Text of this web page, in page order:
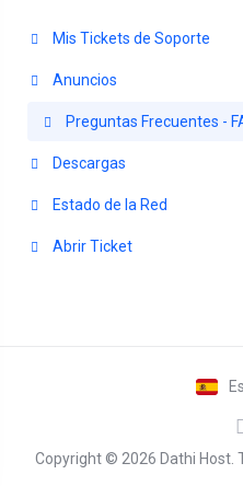
Mis Tickets de Soporte
Anuncios
Preguntas Frecuentes -
Descargas
Estado de la Red
Abrir Ticket
Copyright © 2026 Dathi Host.